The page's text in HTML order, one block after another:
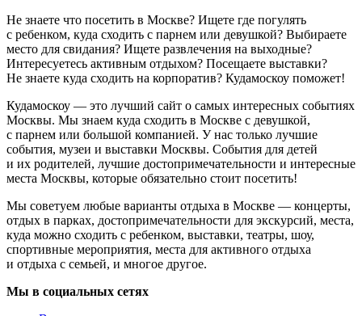
Не знаете что посетить в Москве? Ищете где погулять
с ребенком, куда сходить с парнем или девушкой? Выбираете
место для свидания? Ищете развлечения на выходные?
Интересуетесь активным отдыхом? Посещаете выставки?
Не знаете куда сходить на корпоратив? Кудамоскоу поможет!
Кудамоскоу — это лучший сайт о самых интересных событиях
Москвы. Мы знаем куда сходить в Москве с девушкой,
с парнем или большой компанией. У нас только лучшие
события, музеи и выставки Москвы. События для детей
и их родителей, лучшие достопримечательности и интересные
места Москвы, которые обязательно стоит посетить!
Мы советуем любые варианты отдыха в Москве — концерты,
отдых в парках, достопримечательности для экскурсий, места,
куда можно сходить с ребенком, выставки, театры, шоу,
спортивные мероприятия, места для активного отдыха
и отдыха с семьей, и многое другое.
Мы в социальных сетях